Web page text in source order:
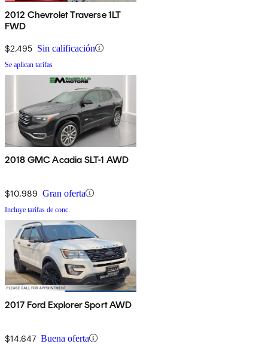
2012 Chevrolet Traverse 1LT
FWD
$2,495 Sin calificación
Se aplican tarifas
2018 GMC Acadia SLT-1 AWD
$10,989 Gran oferta
Incluye tarifas de conc.
2017 Ford Explorer Sport AWD
$14,647 Buena oferta